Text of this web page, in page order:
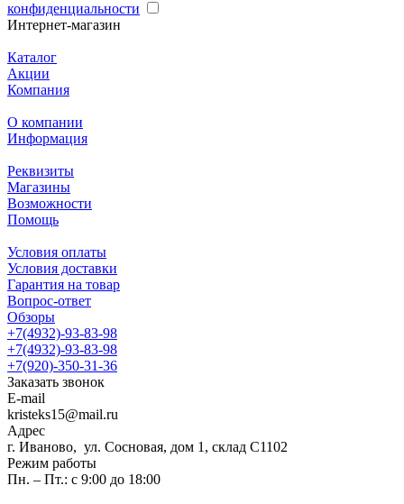
конфиденциальности
Интернет-магазин
Каталог
Акции
Компания
О компании
Информация
Реквизиты
Магазины
Возможности
Помощь
Условия оплаты
Условия доставки
Гарантия на товар
Вопрос-ответ
Обзоры
+7(4932)-93-83-98
+7(4932)-93-83-98
+7(920)-350-31-36
Заказать звонок
E-mail
kristeks15@mail.ru
Адрес
г. Иваново, ул. Сосновая, дом 1, склад С1102
Режим работы
Пн. – Пт.: с 9:00 до 18:00